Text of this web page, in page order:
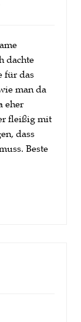
dachte
für das
man da
eher
fleißig mit
dass
Beste